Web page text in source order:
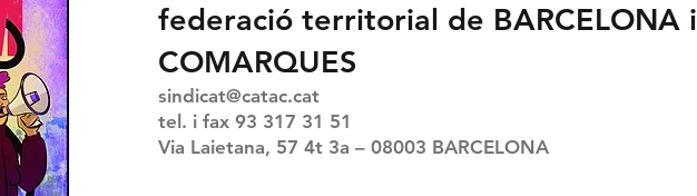
federació territorial de BARCELONA i
COMARQUES
sindicat@catac.cat
tel. i fax 93 317 31 51
Via Laietana, 57 4t 3a – 08003 BARCELONA